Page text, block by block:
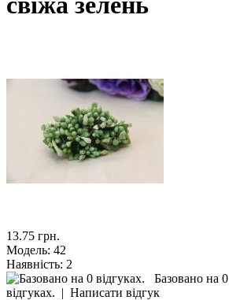
13.75 грн.
Модель: 42
Наявність: 2
Базовано на 0
відгуках. | Написати відгук